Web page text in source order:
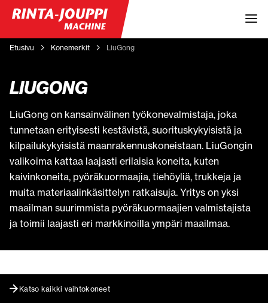
Etusivu Konemerkit LiuGong
LIUGONG
LiuGong on kansainvälinen työkonevalmistaja, joka
tunnetaan erityisesti kestävistä, suorituskykyisistä ja
kilpailukykyisistä maanrakennuskoneistaan. LiuGongin
valikoima kattaa laajasti erilaisia koneita, kuten
kaivinkoneita, pyöräkuormaajia, tiehöyliä, trukkeja ja
muita materiaalinkäsittelyn ratkaisuja. Yritys on yksi
maailman suurimmista pyöräkuormaajien valmistajista
ja toimii laajasti eri markkinoilla ympäri maailmaa.
Katso kaikki vaihtokoneet